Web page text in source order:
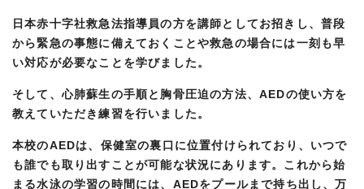
日本赤十字社救急法指導員の方を講師としてお招きし、普段
から緊急の事態に備えておくことや救急の場合には一刻も早
い対応が必要なことを学びました。
そして、心肺蘇生の手順と胸骨圧迫の方法、AEDの使い方を
教えていただき練習を行いました。
本校のAEDは、保健室の裏口に位置付けられており、いつで
も誰でも取り出すことが可能な状況にあります。これから始
まる水泳の学習の時間には、AEDをプールまで持ち出し、万